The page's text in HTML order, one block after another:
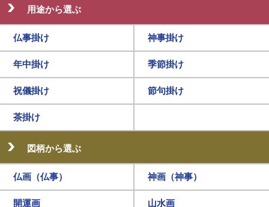
用途から選ぶ
仏事掛け 神事掛け
年中掛け 季節掛け
祝儀掛け 節句掛け
茶掛け
図柄から選ぶ
仏画（仏事） 神画（神事）
開運画 山水画